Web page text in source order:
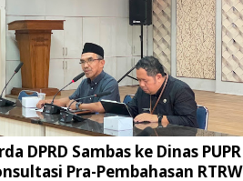
DPRD Sambas ke Dinas PUPR
Pra-Pembahasan RTRW